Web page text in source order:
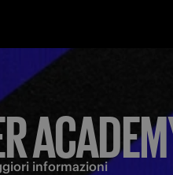
informazioni